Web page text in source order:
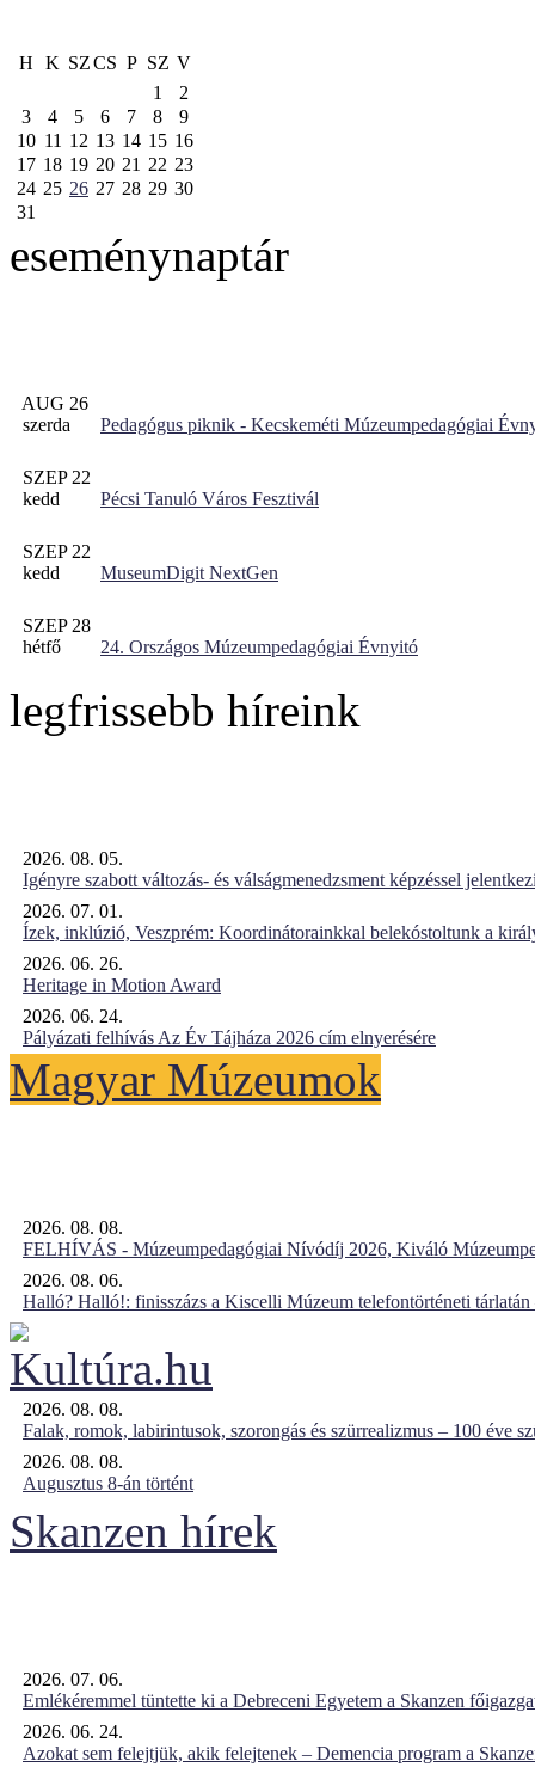
H K SZCS P SZ V
1
2
3
4 5 6 7 8
9
10 11 12 13 14 15 16
17 18 19 20 21 22 23
24 25 26 27 28 29 30
31
eseménynaptár
AUG 26
szerda
Pedagógus piknik - Kecskeméti Múzeumpedagógiai
SZEP 22
kedd
Pécsi Tanuló Város Fesztivál
SZEP 22
kedd
MuseumDigit NextGen
SZEP 28
hétfő
24. Országos Múzeumpedagógiai Évnyitó
legfrissebb híreink
2026. 08. 05.
Igényre szabott változás- és válságmenedzsment képzéssel
2026. 07. 01.
Ízek, inklúzió, Veszprém: Koordinátorainkkal belekóstoltunk a
2026. 06. 26.
Heritage in Motion Award
2026. 06. 24.
Pályázati felhívás Az Év Tájháza 2026 cím elnyerésére
Magyar Múzeumok
2026. 08. 08.
FELHÍVÁS - Múzeumpedagógiai Nívódíj 2026, Kiváló
2026. 08. 06.
Halló? Halló!: finisszázs a Kiscelli Múzeum telefontörténeti tárlatán
2026. 08. 08.
Falak, romok, labirintusok, szorongás és szürrealizmus – 100 éve
2026. 08. 08.
Augusztus 8-án történt
Skanzen hírek
2026. 07. 06.
Emlékéremmel tüntette ki a Debreceni Egyetem a Skanzen
2026. 06. 24.
Azokat sem felejtjük, akik felejtenek – Demencia program a